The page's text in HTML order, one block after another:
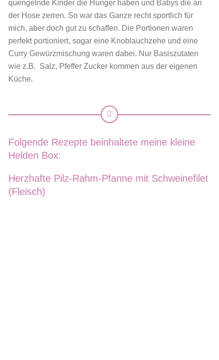
quengelnde Kinder die Hunger haben und Babys die an
der Hose zerren. So war das Ganze recht sportlich für
mich, aber doch gut zu schaffen. Die Portionen waren
perfekt portioniert, sogar eine Knoblauchzehe und eine
Curry Gewürzmischung waren dabei. Nur Basiszutaten
wie z.B. Salz, Pfeffer Zucker kommen aus der eigenen
Küche.
Folgende Rezepte beinhaltete meine kleine
Helden Box:
Herzhafte Pilz-Rahm-Pfanne mit Schweinefilet
(Fleisch)